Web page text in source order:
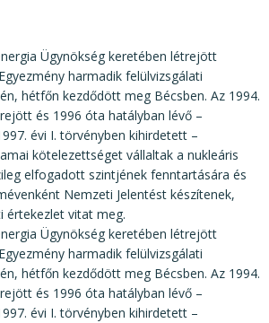
ÚTMUTATÓK
SZOFTVEREK
Ügynökség keretében létrejött
harmadik felülvizsgálati
hétfőn kezdődött meg Bécsben. Az 1994.
és 1996 óta hatályban lévő –
évi I. törvényben kihirdetett –
kötelezettséget vállaltak a nukleáris
elfogadott szintjének fenntartására és
Nemzeti Jelentést készítenek,
értekezlet vitat meg.
Ügynökség keretében létrejött
harmadik felülvizsgálati
hétfőn kezdődött meg Bécsben. Az 1994.
és 1996 óta hatályban lévő –
évi I. törvényben kihirdetett –